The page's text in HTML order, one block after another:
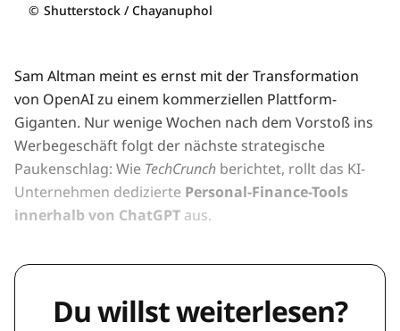
© Shutterstock / Chayanuphol
Sam Altman meint es ernst mit der Transformation
von OpenAI zu einem kommerziellen Plattform-
Giganten. Nur wenige Wochen nach dem Vorstoß ins
Werbegeschäft folgt der nächste strategische
Paukenschlag: Wie TechCrunch berichtet, rollt das KI-
Unternehmen dedizierte Personal-Finance-Tools
innerhalb von ChatGPT aus.
Du willst weiterlesen?